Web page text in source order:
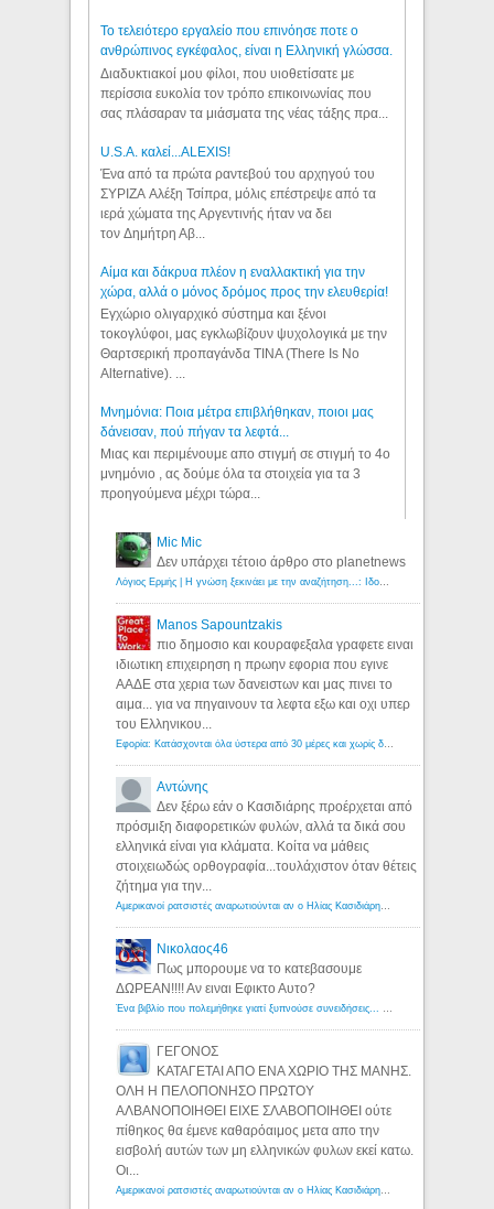
Το τελειότερο εργαλείο που επινόησε ποτε ο
ανθρώπινος εγκέφαλος, είναι η Ελληνική γλώσσα.
Διαδυκτιακοί μου φίλοι, που υιοθετίσατε με
περίσσια ευκολία τον τρόπο επικοινωνίας που
σας πλάσαραν τα μιάσματα της νέας τάξης πρα...
U.S.A. καλεί...ALEXIS!
Ένα από τα πρώτα ραντεβού του αρχηγού του
ΣΥΡΙΖΑ Αλέξη Τσίπρα, μόλις επέστρεψε από τα
ιερά χώματα της Αργεντινής ήταν να δει
τον Δημήτρη Αβ...
Αίμα και δάκρυα πλέον η εναλλακτική για την
χώρα, αλλά ο μόνος δρόμος προς την ελευθερία!
Εγχώριο ολιγαρχικό σύστημα και ξένοι
τοκογλύφοι, μας εγκλωβίζουν ψυχολογικά με την
Θαρτσερική προπαγάνδα TINA (There Is No
Alternative). ...
Μνημόνια: Ποια μέτρα επιβλήθηκαν, ποιοι μας
δάνεισαν, πού πήγαν τα λεφτά...
Μιας και περιμένουμε απο στιγμή σε στιγμή το 4ο
μνημόνιο , ας δούμε όλα τα στοιχεία για τα 3
προηγούμενα μέχρι τώρα...
Mic Mic
Δεν υπάρχει τέτοιο άρθρο στο planetnews
Manos Sapountzakis
πιο δημοσιο και κουραφεξαλα γραφετε ειναι
ιδιωτικη επιχειρηση η πρωην εφορια που εγινε
ΑΑΔΕ στα χερια των δανειστων και μας πινει το
αιμα... για να πηγαινουν τα λεφτα εξω και οχι υπερ
του Ελληνικου...
Αντώνης
Δεν ξέρω εάν ο Κασιδιάρης προέρχεται από
πρόσμιξη διαφορετικών φυλών, αλλά τα δικά σου
ελληνικά είναι για κλάματα. Κοίτα να μάθεις
στοιχειωδώς ορθογραφία...τουλάχιστον όταν θέτεις
ζήτημα για την...
Νικολαος46
Πως μπορουμε να το κατεβασουμε
ΔΩΡΕΑΝ!!!! Αν ειναι Εφικτο Αυτο?
ΓΕΓΟΝΟΣ
ΚΑΤΑΓΕΤΑΙ ΑΠΟ ΕΝΑ ΧΩΡΙΟ ΤΗΣ ΜΑΝΗΣ.
ΟΛΗ Η ΠΕΛΟΠΟΝΗΣΟ ΠΡΩΤΟΥ
ΑΛΒΑΝΟΠΟΙΗΘΕΙ ΕΙΧΕ ΣΛΑΒΟΠΟΙΗΘΕΙ ούτε
πίθηκος θα έμενε καθαρόαιμος μετα απο την
εισβολή αυτών των μη ελληνικών φυλων εκεί κατω.
Οι...